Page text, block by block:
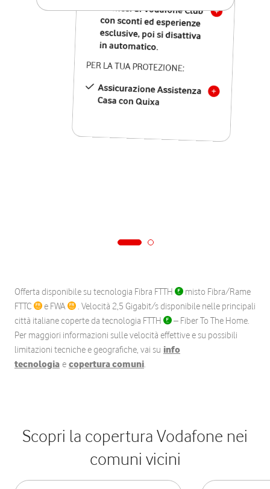
12 mesi di Vodafone Club
con sconti ed esperienze
esclusive, poi si disattiva
in automatico.
PER LA TUA PROTEZIONE:
Assicurazione Assistenza
Casa con Quixa
Offerta disponibile su tecnologia Fibra FTTH
misto Fibra/Rame
FTTC
e FWA
. Velocità 2,5 Gigabit/s disponibile nelle principali
città italiane coperte da tecnologia FTTH
– Fiber To The Home.
Per maggiori informazioni sulle velocità effettive e su possibili
limitazioni tecniche e geografiche, vai su info
tecnologia e copertura comuni.
Scopri la copertura Vodafone nei
comuni vicini